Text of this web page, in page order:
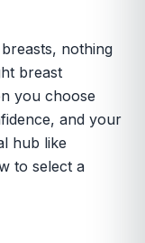
nothing
breast
you choose
and your
hub like
to select a